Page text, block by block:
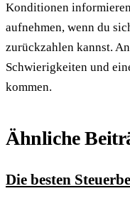
Konditionen
aufnehmen, wenn du
zurückzahlen kannst.
Schwierigkeiten und
kommen.
Ähnliche
Die besten